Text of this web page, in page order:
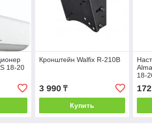
18-20
Кронштейн Walfix R-210B
3 990₸
Купить
18-